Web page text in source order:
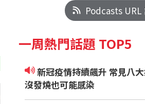
Podcasts URL
一周熱門話題 TOP5
新冠疫情持續飆升 常見八大症狀
沒發燒也可能感染